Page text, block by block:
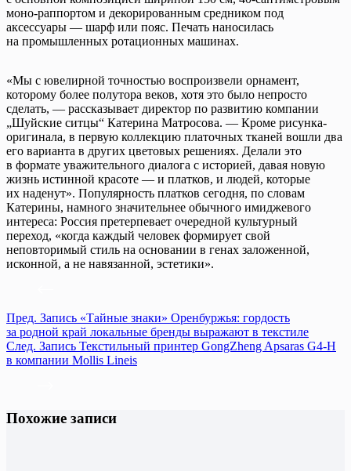
моно-раппортом и декорированным средником под
аксессуары — шарф или пояс. Печать наносилась
на промышленных ротационных машинах.
«Мы с ювелирной точностью воспроизвели орнамент,
которому более полутора веков, хотя это было непросто
сделать, — рассказывает директор по развитию компании
„Шуйские ситцы“ Катерина Матросова. — Кроме рисунка-
оригинала, в первую коллекцию платочных тканей вошли два
его варианта в других цветовых решениях. Делали это
в формате уважительного диалога с историей, давая новую
жизнь истинной красоте — и платков, и людей, которые
их наденут». Популярность платков сегодня, по словам
Катерины, намного значительнее обычного имиджевого
интереса: Россия претерпевает очередной культурный
переход, «когда каждый человек формирует свой
неповторимый стиль на основании в генах заложенной,
исконной, а не навязанной, эстетики».
Пред. Запись «Тайные знаки» Оренбуржья: гордость
за родной край локальные бренды выражают в текстиле
След. Запись Текстильный принтер GongZheng Apsaras G4-H
в компании Mollis Lineis
Похожие записи